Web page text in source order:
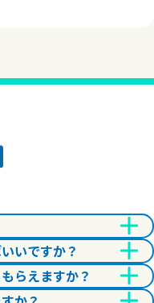
いですか？
らえますか？